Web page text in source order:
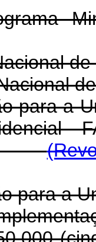
para a
-
para a